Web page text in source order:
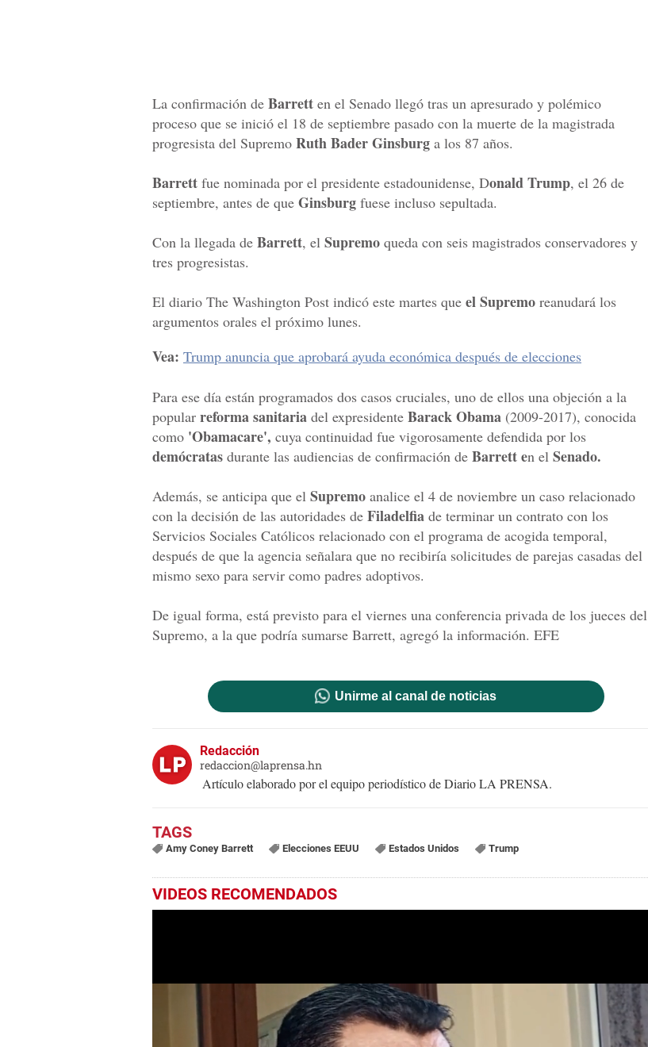
La confirmación de Barrett en el Senado llegó tras un apresurado y polémico
proceso que se inició el 18 de septiembre pasado con la muerte de la magistrada
progresista del Supremo Ruth Bader Ginsburg a los 87 años.
Barrett fue nominada por el presidente estadounidense, Donald Trump, el 26 de
septiembre, antes de que Ginsburg fuese incluso sepultada.
Con la llegada de Barrett, el Supremo queda con seis magistrados conservadores y
tres progresistas.
El diario The Washington Post indicó este martes que el Supremo reanudará los
argumentos orales el próximo lunes.
Vea: Trump anuncia que aprobará ayuda económica después de elecciones
Para ese día están programados dos casos cruciales, uno de ellos una objeción a la
popular reforma sanitaria del expresidente Barack Obama (2009-2017), conocida
como 'Obamacare', cuya continuidad fue vigorosamente defendida por los
demócratas durante las audiencias de confirmación de Barrett en el Senado.
Además, se anticipa que el Supremo analice el 4 de noviembre un caso relacionado
con la decisión de las autoridades de Filadelfia de terminar un contrato con los
Servicios Sociales Católicos relacionado con el programa de acogida temporal,
después de que la agencia señalara que no recibiría solicitudes de parejas casadas del
mismo sexo para servir como padres adoptivos.
De igual forma, está previsto para el viernes una conferencia privada de los jueces del
Supremo, a la que podría sumarse Barrett, agregó la información. EFE
Unirme al canal de noticias
Redacción
redaccion@laprensa.hn
Artículo elaborado por el equipo periodístico de Diario LA PRENSA.
Amy Coney Barrett Elecciones EEUU Estados Unidos Trump
VIDEOS RECOMENDADOS